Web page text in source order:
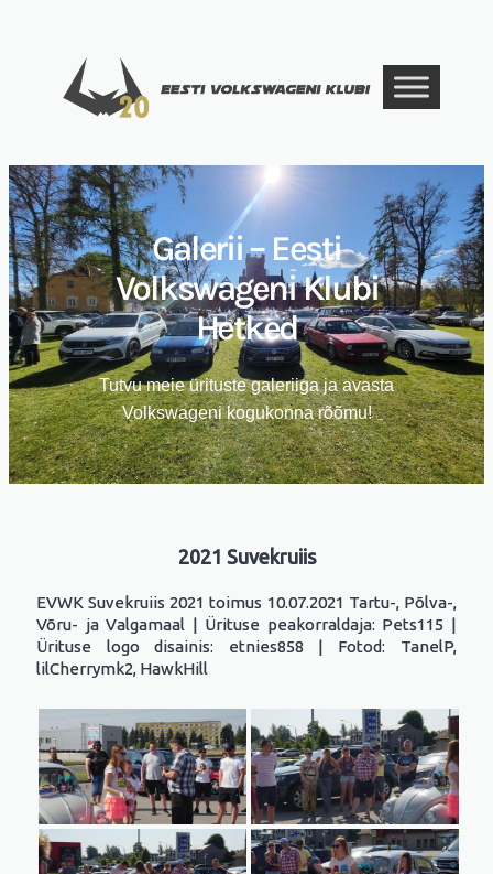
Galerii – Eesti
Volkswageni Klubi
Hetked
Tutvu meie ürituste galeriiga ja avasta
Volkswageni kogukonna rõõmu!
2021 Suvekruiis
EVWK Suvekruiis 2021 toimus 10.07.2021 Tartu-, Põlva-,
Võru- ja Valgamaal | Ürituse peakorraldaja: Pets115 |
Ürituse logo disainis: etnies858 | Fotod: TanelP,
lilCherrymk2, HawkHill